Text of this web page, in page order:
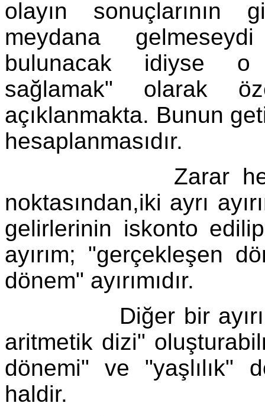
olayın sonuçlarının
meydana
bulunacak idiyse o
sağlamak" olarak
açıklanmakta. Bunun
hesaplanmasıdır.
Zarar
noktasından,iki ayrı
gelirlerinin iskonto
ayırım; "gerçekleşen
dönem" ayırımıdır.
Diğer bir ayırım
aritmetik dizi"
dönemi" ve "yaşlılık"
haldir.